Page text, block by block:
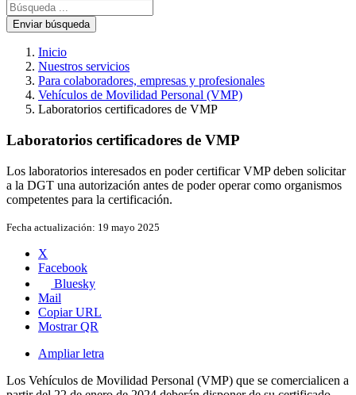
Enviar búsqueda
Inicio
Nuestros servicios
Para colaboradores, empresas y profesionales
Vehículos de Movilidad Personal (VMP)
Laboratorios certificadores de VMP
Laboratorios certificadores de VMP
Los laboratorios interesados en poder certificar VMP deben solicitar
a la DGT una autorización antes de poder operar como organismos
competentes para la certificación.
Fecha actualización: 19 mayo 2025
X
Facebook
Bluesky
Mail
Copiar URL
Mostrar QR
Ampliar letra
Los Vehículos de Movilidad Personal (VMP) que se comercialicen a